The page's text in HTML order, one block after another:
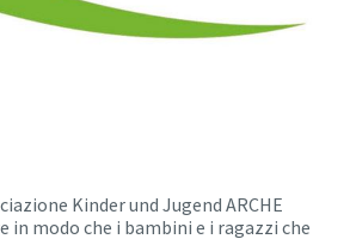
Kinder und Jugend ARCHE
in modo che i bambini e i ragazzi che